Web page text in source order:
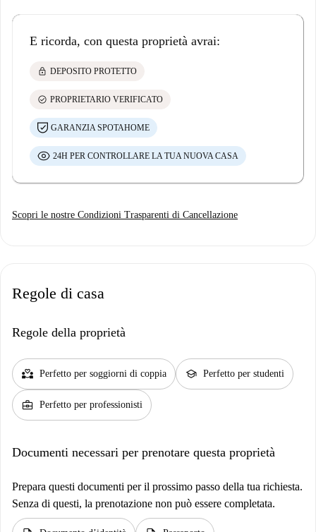
E ricorda, con questa proprietà avrai:
lock DEPOSITO PROTETTO
check_circle PROPRIETARIO VERIFICATO
GARANZIA SPOTAHOME
24H PER CONTROLLARE LA TUA NUOVA CASA
Scopri le nostre Condizioni Trasparenti di Cancellazione
Regole di casa
Regole della proprietà
partner_heart Perfetto per soggiorni di coppia school Perfetto per studenti
business_center Perfetto per professionisti
Documenti necessari per prenotare questa proprietà
Prepara questi documenti per il prossimo passo della tua richiesta.
Senza di questi, la prenotazione non può essere completata.